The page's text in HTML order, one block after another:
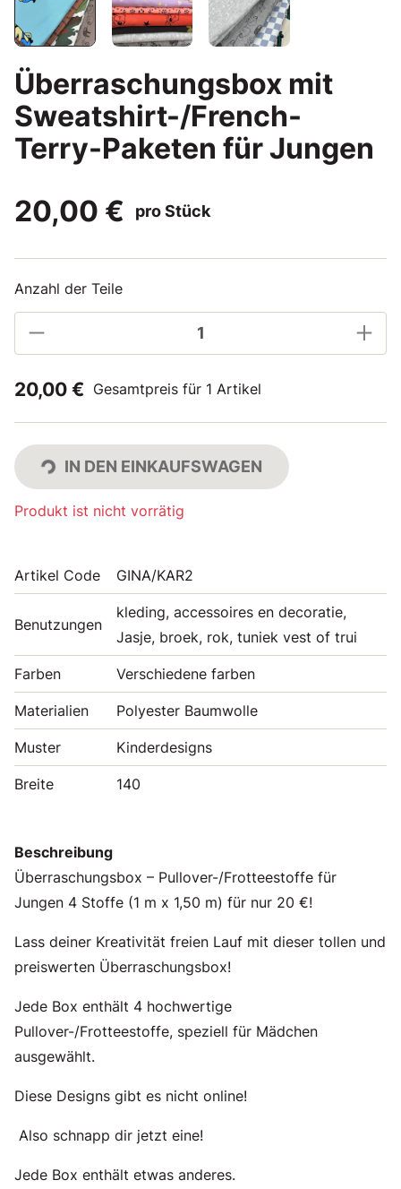
Überraschungsbox mit
Sweatshirt-/French-
Terry-Paketen für Jungen
20,00 €
pro Stück
Anzahl der Teile
20,00 € Gesamtpreis für 1 Artikel
IN DEN EINKAUFSWAGEN
Produkt ist nicht vorrätig
Artikel Code GINA/KAR2
Benutzungen
kleding, accessoires en decoratie,
Jasje, broek, rok, tuniek vest of trui
Farben Verschiedene farben
Materialien Polyester Baumwolle
Muster Kinderdesigns
Breite 140
Beschreibung
Überraschungsbox – Pullover-/Frotteestoffe für
Jungen 4 Stoffe (1 m x 1,50 m) für nur 20 €!
Lass deiner Kreativität freien Lauf mit dieser tollen und
preiswerten Überraschungsbox!
Jede Box enthält 4 hochwertige
Pullover-/Frotteestoffe, speziell für Mädchen
ausgewählt.
Diese Designs gibt es nicht online!
Also schnapp dir jetzt eine!
Jede Box enthält etwas anderes.